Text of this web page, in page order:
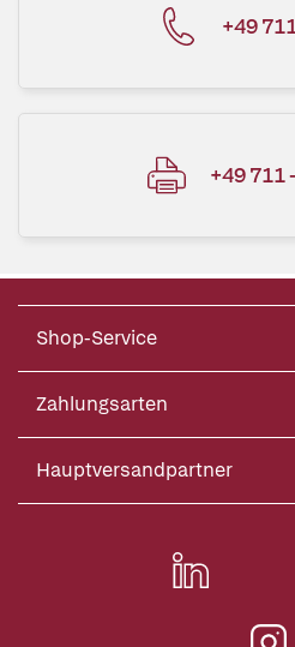
+49
+49 711
Shop-Service
Zahlungsarten
Hauptversandpartner